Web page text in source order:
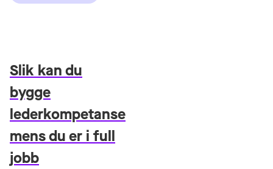
Slik kan du
bygge
lederkompetanse
mens du er i full
jobb